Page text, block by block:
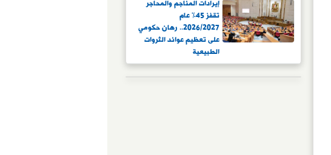
إيرادات المناجم والمحاجر
تقفز 45% عام
2026/2027.. رهان حكومي
على تعظيم عوائد الثروات
الطبيعية